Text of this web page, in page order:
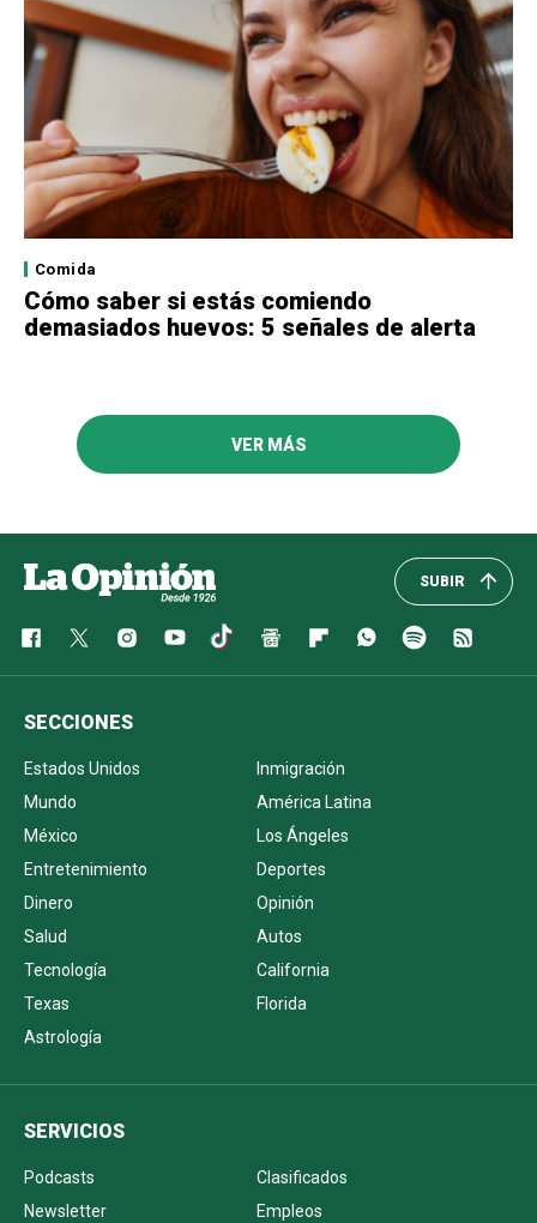
Comida
Cómo saber si estás comiendo
demasiados huevos: 5 señales de alerta
VER MÁS
SUBIR
SECCIONES
Estados Unidos
Inmigración
Mundo
América Latina
México
Los Ángeles
Entretenimiento
Deportes
Dinero
Opinión
Salud
Autos
Tecnología
California
Texas
Florida
Astrología
SERVICIOS
Podcasts
Clasificados
Newsletter
Empleos